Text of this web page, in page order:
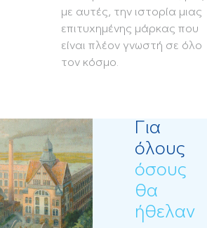
με αυτές, την ιστορία μιας
επιτυχημένης μάρκας που
είναι πλέον γνωστή σε όλο
τον κόσμο.
Για
όλους
όσους
θα
ήθελαν